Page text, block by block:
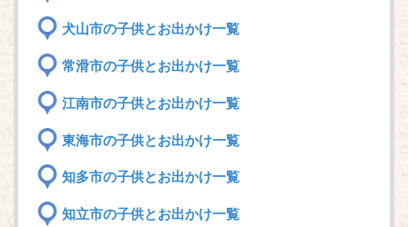
犬山市の子供とお出かけ一覧
常滑市の子供とお出かけ一覧
江南市の子供とお出かけ一覧
東海市の子供とお出かけ一覧
知多市の子供とお出かけ一覧
知立市の子供とお出かけ一覧